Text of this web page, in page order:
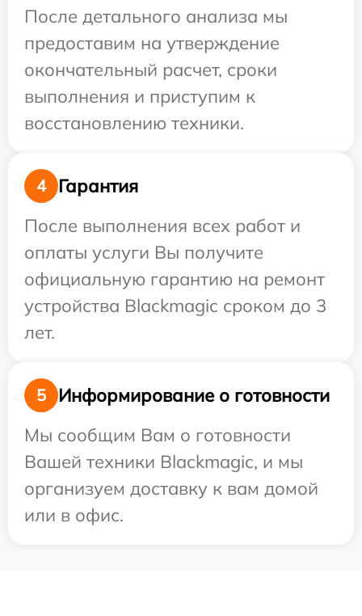
После детального анализа мы
предоставим на утверждение
окончательный расчет, сроки
выполнения и приступим к
восстановлению техники.
4
Гарантия
После выполнения всех работ и
оплаты услуги Вы получите
официальную гарантию на ремонт
устройства Blackmagic сроком до 3
лет.
5
Информирование о готовности
Мы сообщим Вам о готовности
Вашей техники Blackmagic, и мы
организуем доставку к вам домой
или в офис.